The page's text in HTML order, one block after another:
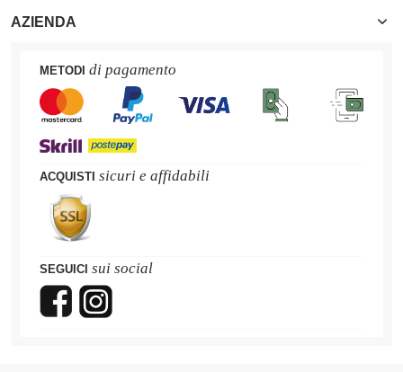
AZIENDA
METODI di pagamento
ACQUISTI sicuri e affidabili
SEGUICI sui social